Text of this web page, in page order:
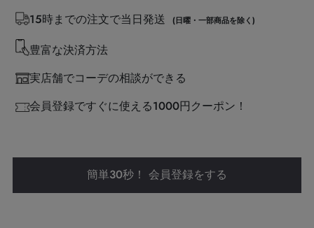
15時までの注文で当日発送
(日曜・一部商品を除く)
豊富な決済方法
実店舗でコーデの相談ができる
会員登録ですぐに使える1000円クーポン！
簡単30秒！ 会員登録をする